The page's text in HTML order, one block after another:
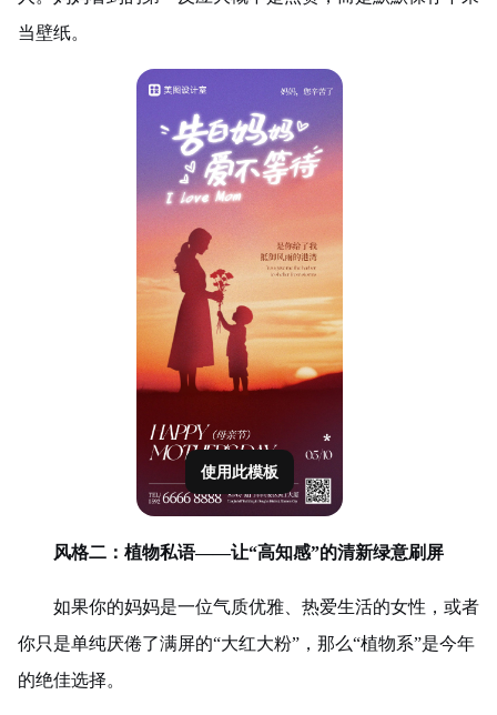
当壁纸。
使用此模板
风格二：植物私语——让“高知感”的清新绿意刷屏
如果你的妈妈是一位气质优雅、热爱生活的女性，或者
你只是单纯厌倦了满屏的“大红大粉”，那么“植物系”是今年
的绝佳选择。